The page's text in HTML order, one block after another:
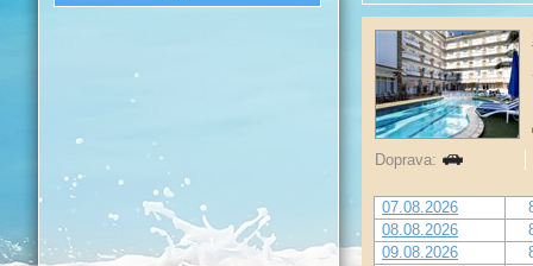
Doprava:
07.08.2026
08.08.2026
09.08.2026